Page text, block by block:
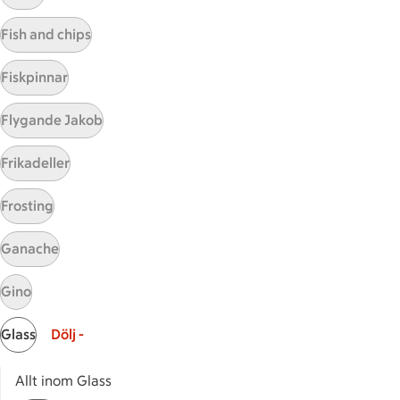
Sidfot
Start
Få snabbt svar
Prenumerera
Fish and chips
Fiskpinnar
Flygande Jakob
Frikadeller
Frosting
Ganache
Gino
Glass Dölj -
Allt inom Glass